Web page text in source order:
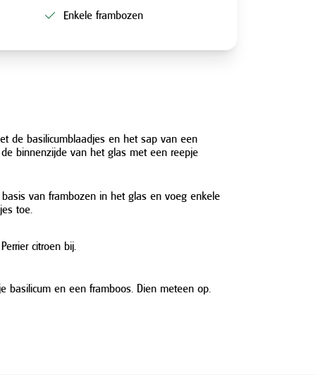
Enkele frambozen
de basilicumblaadjes en het sap van een
de binnenzijde van het glas met een reepje
van frambozen in het glas en voeg enkele
toe.
citroen bij.
basilicum en een framboos. Dien meteen op.